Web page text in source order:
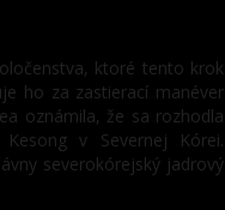
ktoré tento krok
ho za zastierací manéver
oznámila, že sa rozhodla
v Severnej Kórei.
severokórejský jadrový